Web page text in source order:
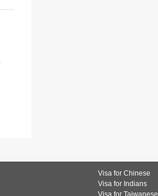
Visa for Chinese
Visa for Indians
Visa for Taiwanese